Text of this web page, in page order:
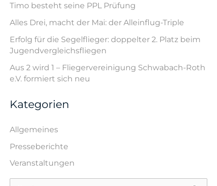
Timo besteht seine PPL Prüfung
Alles Drei, macht der Mai: der Alleinflug-Triple
Erfolg für die Segelflieger: doppelter 2. Platz beim
Jugendvergleichsfliegen
Aus 2 wird 1 – Fliegervereinigung Schwabach-Roth
e.V. formiert sich neu
Kategorien
Allgemeines
Presseberichte
Veranstaltungen